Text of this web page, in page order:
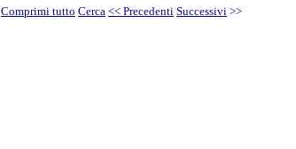
Comprimi tutto Cerca << Precedenti Successivi >>